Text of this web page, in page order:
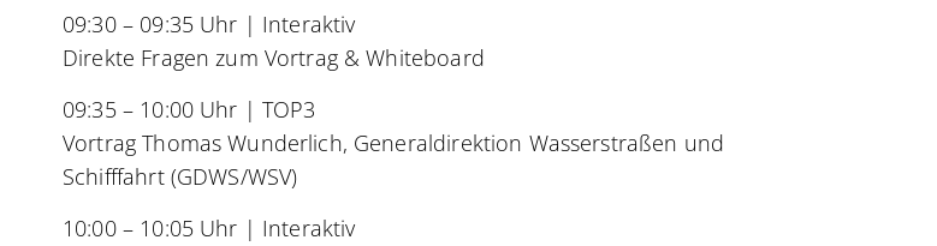
09:30 – 09:35 Uhr | Interaktiv
Direkte Fragen zum Vortrag & Whiteboard
09:35 – 10:00 Uhr | TOP3
Vortrag Thomas Wunderlich, Generaldirektion Wasserstraßen und
Schifffahrt (GDWS/WSV)
10:00 – 10:05 Uhr | Interaktiv